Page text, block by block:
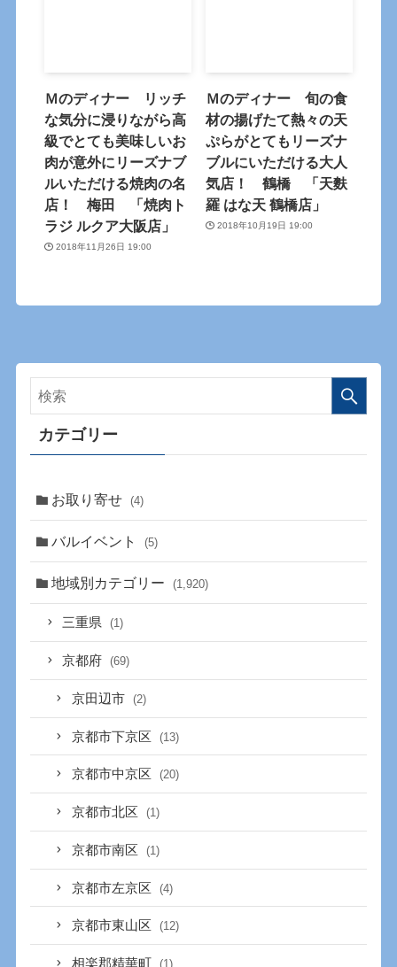
Ｍのディナー リッチ
な気分に浸りながら高
級でとても美味しいお
肉が意外にリーズナブ
ルいただける焼肉の名
店！ 梅田 「焼肉ト
ラジ ルクア大阪店」
2018年11月26日 19:00
Ｍのディナー 旬の食
材の揚げたて熱々の天
ぷらがとてもリーズナ
ブルにいただける大人
気店！ 鶴橋 「天麩
羅 はな天 鶴橋店」
2018年10月19日 19:00
カテゴリー
お取り寄せ (4)
バルイベント (5)
地域別カテゴリー (1,920)
三重県 (1)
京都府 (69)
京田辺市 (2)
京都市下京区 (13)
京都市中京区 (20)
京都市北区 (1)
京都市南区 (1)
京都市左京区 (4)
京都市東山区 (12)
相楽郡精華町 (1)